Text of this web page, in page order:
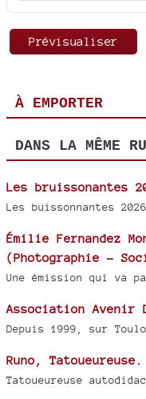
À EMPORTER
DANS LA MÊME
Les bruissonantes
Les buissonnantes
Émilie Fernandez
(Photographie -
Une émission qui va
Association Avenir
Depuis 1999, sur
Runo, Tatoueureuse.
Tatoueureuse